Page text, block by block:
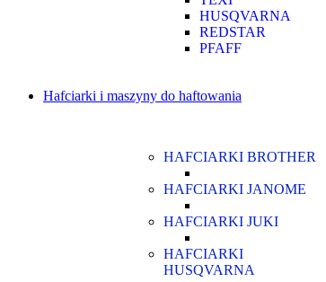
HUSQVARNA
REDSTAR
PFAFF
Hafciarki i maszyny do haftowania
HAFCIARKI BROTHER
HAFCIARKI JANOME
HAFCIARKI JUKI
HAFCIARKI
HUSQVARNA